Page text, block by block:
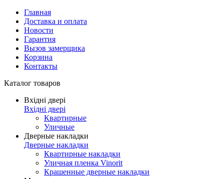
Главная
Доставка и оплата
Новости
Гарантия
Вызов замерщика
Корзина
Контакты
Каталог товаров
Вхідні двері
Вхідні двері
Квартирные
Уличные
Дверные накладки
Дверные накладки
Квартирные накладки
Уличная пленка Vinorit
Крашенные дверные накладки